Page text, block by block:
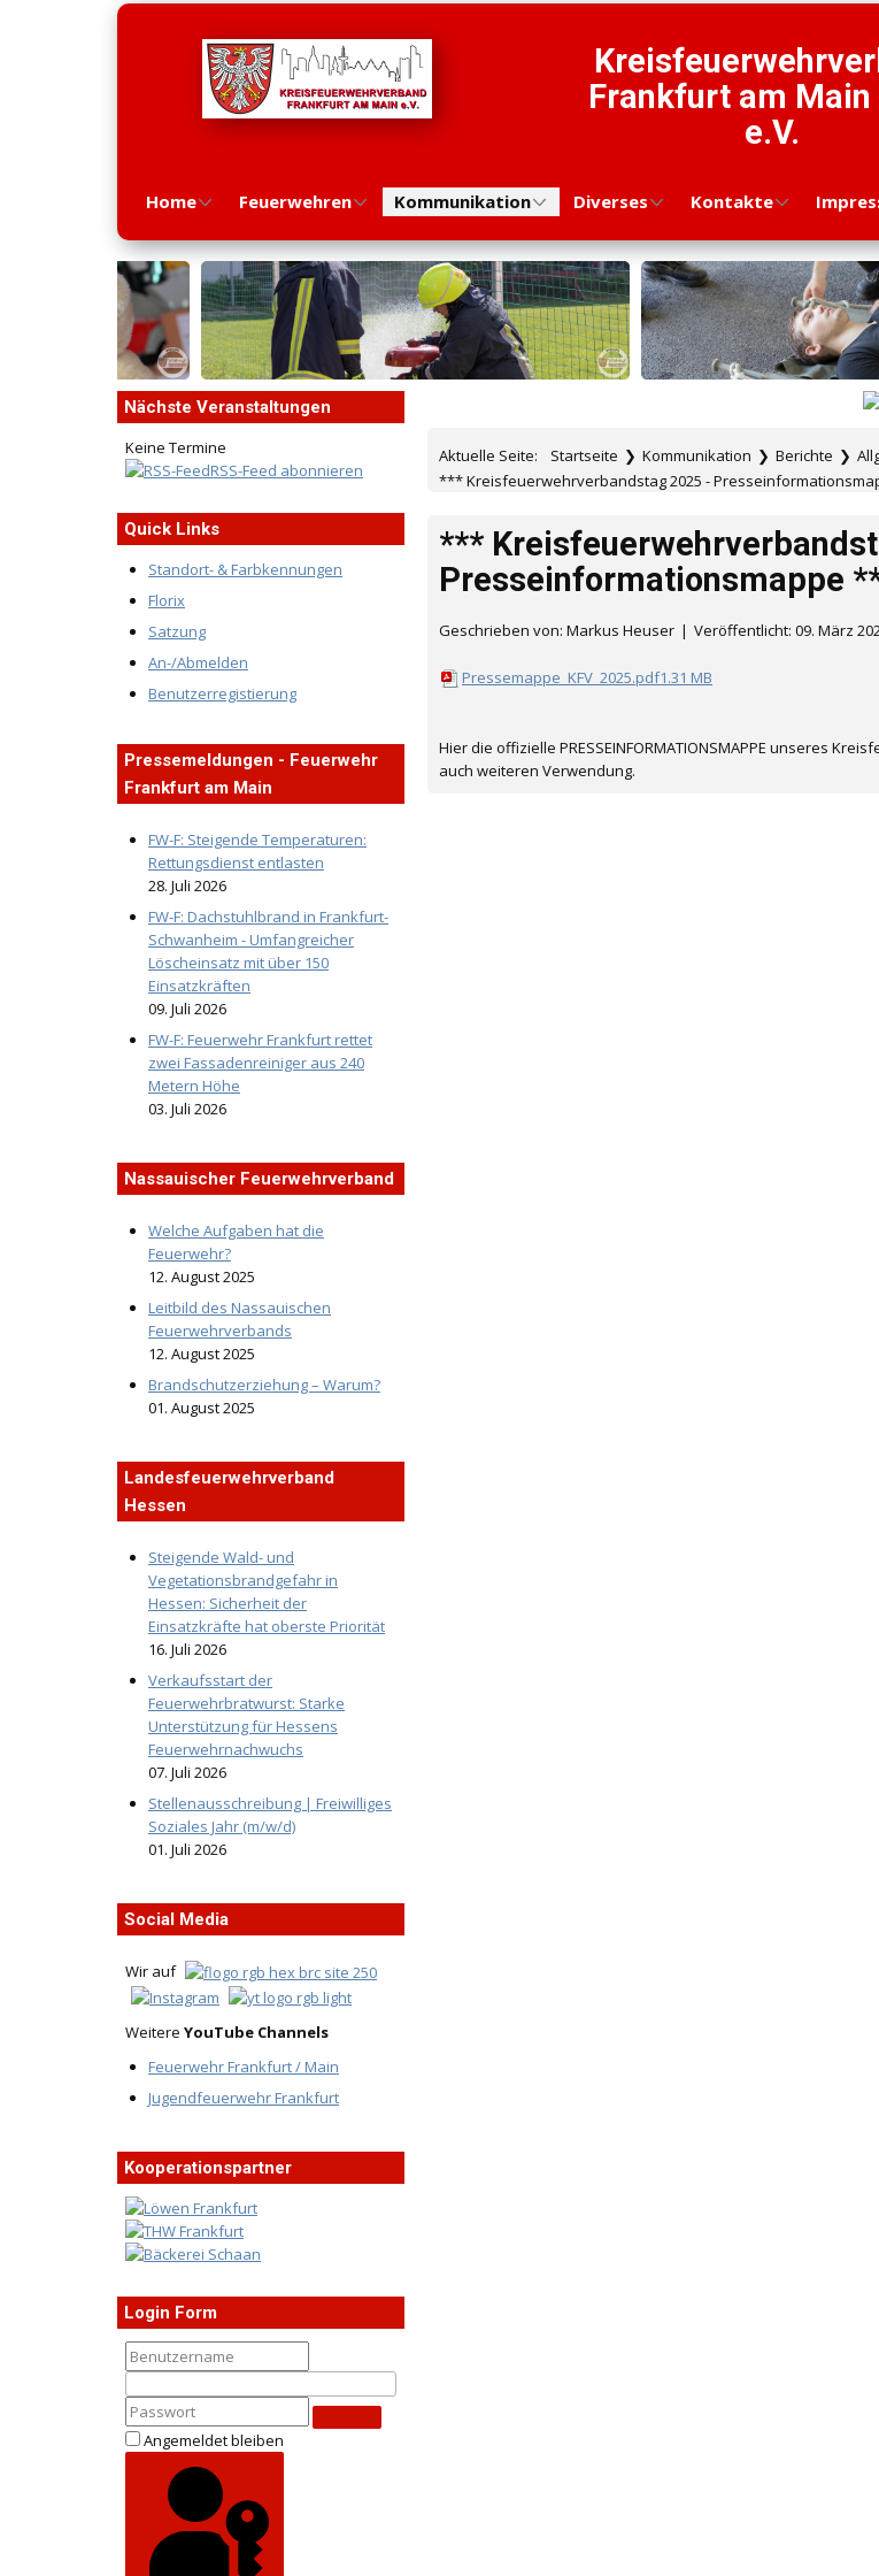
Frankfurt am Main
e.V.
Home Feuerwehren Kommunikation Diverses Kontakte
Nächste Veranstaltungen
Keine Termine
RSS-Feed abonnieren
Quick Links
Standort- & Farbkennungen
Florix
Satzung
An-/Abmelden
Benutzerregistierung
Pressemeldungen - Feuerwehr
Frankfurt am Main
FW-F: Steigende Temperaturen:
Rettungsdienst entlasten
28. Juli 2026
FW-F: Dachstuhlbrand in Frankfurt-
Schwanheim - Umfangreicher
Löscheinsatz mit über 150
Einsatzkräften
09. Juli 2026
FW-F: Feuerwehr Frankfurt rettet
zwei Fassadenreiniger aus 240
Metern Höhe
03. Juli 2026
Nassauischer Feuerwehrverband
Welche Aufgaben hat die
Feuerwehr?
12. August 2025
Leitbild des Nassauischen
Feuerwehrverbands
12. August 2025
Brandschutzerziehung – Warum?
01. August 2025
Landesfeuerwehrverband
Hessen
Steigende Wald- und
Vegetationsbrandgefahr in
Hessen: Sicherheit der
Einsatzkräfte hat oberste Priorität
16. Juli 2026
Verkaufsstart der
Feuerwehrbratwurst: Starke
Unterstützung für Hessens
Feuerwehrnachwuchs
07. Juli 2026
Stellenausschreibung | Freiwilliges
Soziales Jahr (m/w/d)
01. Juli 2026
Social Media
Wir auf
Weitere YouTube Channels
Feuerwehr Frankfurt / Main
Jugendfeuerwehr Frankfurt
Kooperationspartner
Login Form
Angemeldet bleiben
Aktuelle Seite: Startseite ❯ Kommunikation ❯ Berichte ❯
*** Kreisfeuerwehrverbandstag 2025 -
***
Presseinformationsmappe
Geschrieben von: Markus Heuser Veröffentlicht: 09. März
Pressemappe_KFV_2025.pdf1.31 MB
Hier die offizielle PRESSEINFORMATIONSMAPPE unseres
auch weiteren Verwendung.